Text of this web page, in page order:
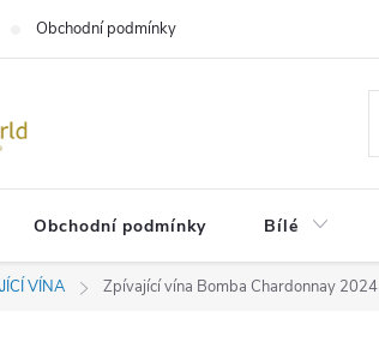
Obchodní podmínky
Obchodní podmínky Bílé
VÍNA Zpívající vína Bomba Chardonnay 2024